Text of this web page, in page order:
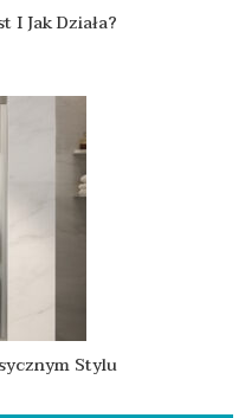
I Jak Działa?
Stylu